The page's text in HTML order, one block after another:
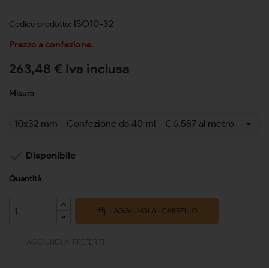
Codice prodotto: ISO10-32
Prezzo a confezione.
263,48 € Iva inclusa
Misura
 Disponibile
Quantità
AGGIUNGI AL CARRELLO